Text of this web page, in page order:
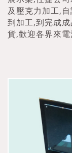
及壓克力加工,
到加工,到完成
貨,歡迎各界來電